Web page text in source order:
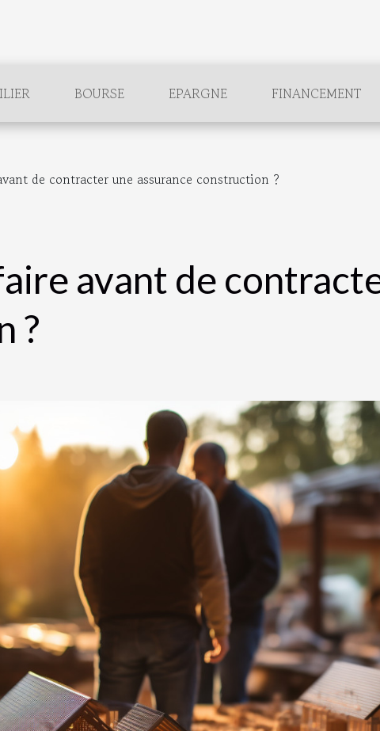
BOURSE EPARGNE FINANCEMENT
de contracter une assurance construction ?
avant de
?